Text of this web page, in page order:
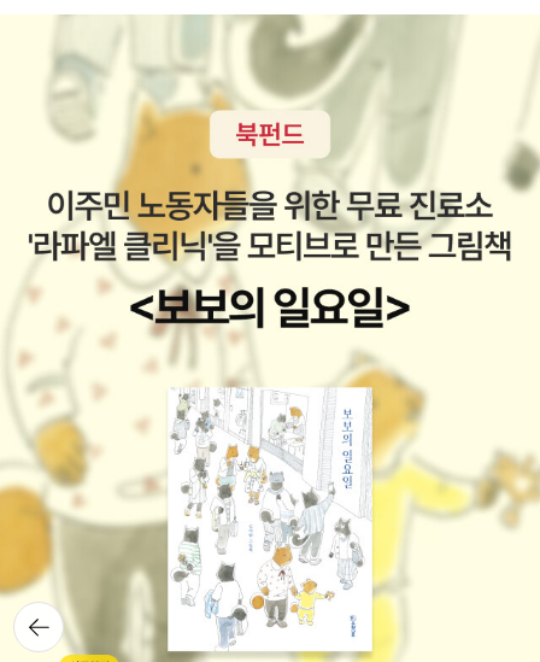
다면, 더는 일하지 못하게 됐을 때 우리는 어떻게 될까? 이런 각
본에서 가족은 경제적 안정이 공공에서 사적 네트워크로 이동하
는 가운데 유일한 자원이 되면서 새롭게 중요성을 갖게 된다. 두
건과 킴은 게이 레즈비언 활동가들이 혼인권 요구에 매달리기보
다 가구 구성의 다양성을 인정하는 다른 진보적 가치들을 주장해
야 한다고 제언한다.(대안적 친족관계) 166 도리는 니모의 어머
니 대리자도 말린의 새 아내도 아니고, 그들 중 누구와의 관계도
기억을 못하며, 따라서 기꺼이 5분마다 관계를 새롭게 만들어낸
다. 오랫동안 망각은 급진적 행동 및 현재와 혁명적 관계와 연관
되어 왔다. 상황주의자들은 스스로를 ‘망각의 파르티잔’이라고 이
해하며 ‘과거를 잊고’ ‘현재를 살아간다.“ 게다가 그들은 망각이
과거를 갖지 못한 채 선택지라곤 오직 항상 ’지금이 아니면 결
코‘뿐인 프롤레타리아들이 가진 무기라고 여긴다. 247 4등으
로 들어오는 선수들과 마찬가지로 틀리고, 잃고, 지는 것에는 무
언가 강력한 힘이 존재하며, 우리가 각자의 실패를 한데 모은다면
잘 연습해서 승자를 충분히 끌어내릴 수 있음을 알려준다. 실패를
연습한다는 개념은 어쩌면 우리가 내면의 좀생이를 발견하고, 부
진아가 되고, 기준에 못미치고, 정신 산만해지고, 우회하고, 한계
를 만나고, 길을 잃고, 잊어버리고, 장악하지 못하며, 벤야민의 말
뒤로가
기